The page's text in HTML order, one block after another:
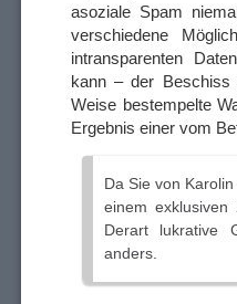
asoziale Spam
verschiedene
intransparenten
kann – der Beschiss
Weise bestempelte
Ergebnis einer vom
Da Sie von
einem exklusiven
Derart lukrative
anders.